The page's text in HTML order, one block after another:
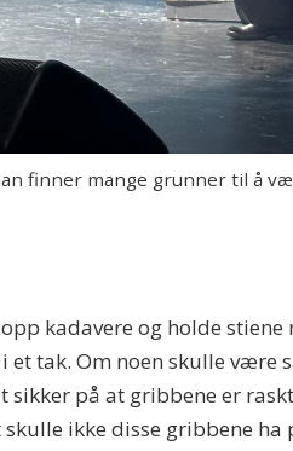
finner mange grunner til å
kadavere og holde stiene
tak. Om noen skulle være
på at gribbene er
ikke disse gribbene ha